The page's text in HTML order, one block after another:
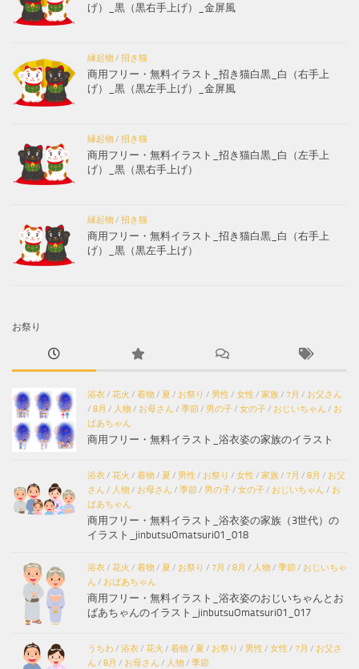
げ）_黒（黒右手上げ）_金屏風
縁起物/ 招き猫
商用フリー・無料イラスト_招き猫白黒_白（右手上
げ）_黒（黒左手上げ）_金屏風
縁起物/ 招き猫
商用フリー・無料イラスト_招き猫白黒_白（左手上
げ）_黒（黒右手上げ）
縁起物/ 招き猫
商用フリー・無料イラスト_招き猫白黒_白（右手上
げ）_黒（黒左手上げ）
お祭り
浴衣/ 花火 / 着物/ 夏 / お祭り / 男性 / 女性 / 家族/ 7月 / お父さん
/ 8月 / 人物/ お母さん / 季節/ 男の子/ 女の子/ おじいちゃん / お
ばあちゃん
商用フリー・無料イラスト_浴衣姿の家族のイラスト
浴衣/ 花火 / 着物/ 夏 / 男性 / お祭り / 女性 / 家族/ 7月 / 8月 / お父
さん / 人物/ お母さん / 季節/ 男の子/ 女の子/ おじいちゃん / お
ばあちゃん
商用フリー・無料イラスト_浴衣姿の家族（3世代）の
イラスト_jinbutsuOmatsuri01_018
浴衣/ 花火 / 着物/ 夏 / お祭り / 7月 / 8月 / 人物/ 季節/ おじいちゃ
ん / おばあちゃん
商用フリー・無料イラスト_浴衣姿のおじいちゃんとお
ばあちゃんのイラスト_jinbutsuOmatsuri01_017
うちわ/ 浴衣/ 花火 / 着物/ 夏 / お祭り / 男性 / 女性 / 7月 / お父さ
ん / 8月 / お母さん / 人物/ 季節